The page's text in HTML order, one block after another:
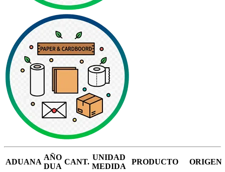
ADUANA
AÑO
DUA
CANT.
UNIDAD
MEDIDA
PRODUCTO ORIGEN